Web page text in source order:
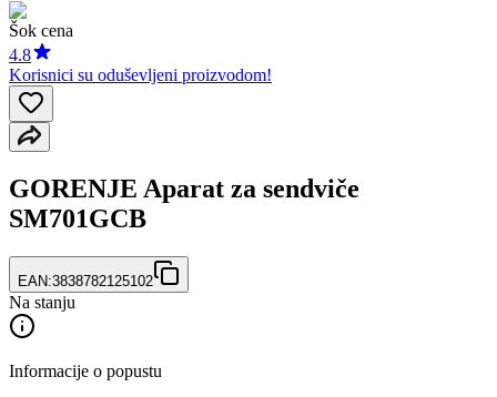
Šok cena
4.8
Korisnici su oduševljeni proizvodom!
GORENJE Aparat za sendviče
SM701GCB
EAN:3838782125102
Na stanju
Informacije o popustu